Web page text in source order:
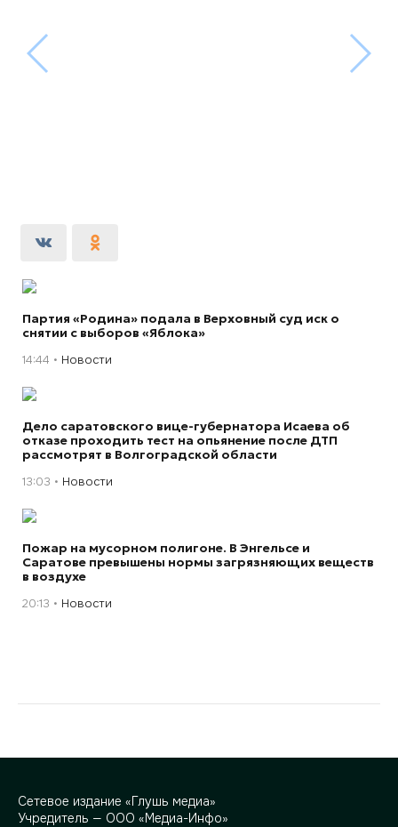
Партия «Родина» подала в Верховный суд иск о
снятии с выборов «Яблока»
14:44 Новости
Дело саратовского вице-губернатора Исаева об
отказе проходить тест на опьянение после ДТП
рассмотрят в Волгоградской области
13:03 Новости
Пожар на мусорном полигоне. В Энгельсе и
Саратове превышены нормы загрязняющих веществ
в воздухе
20:13 Новости
Сетевое издание «Глушь медиа»
Учредитель — ООО «Медиа-Инфо»